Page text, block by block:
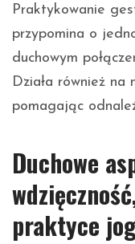
Praktykowanie
przypomina o
duchowym
Działa również na
pomagając
Duchowe
praktyce